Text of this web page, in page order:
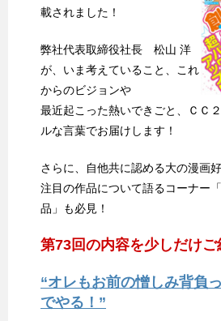
載されました！
弊社代表取締役社長 松山 洋
が、いま考えていること、これ
からのビジョンや
最近起こった熱いできごと、ＣＣ
ルな言葉でお届けします！
さらに、自他共に認める大の漫画好
注目の作品について語るコーナー
品」も必見！
第73回の内容を少しだけご
“オレもお前の憎しみ背負
でやる！”